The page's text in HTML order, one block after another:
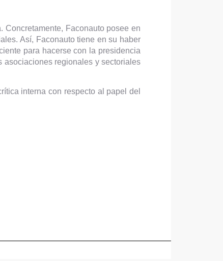
Faconauto posee en
Así, Faconauto tiene en su haber
para hacerse con la presidencia
asociaciones regionales y sectoriales
interna con respecto al papel del